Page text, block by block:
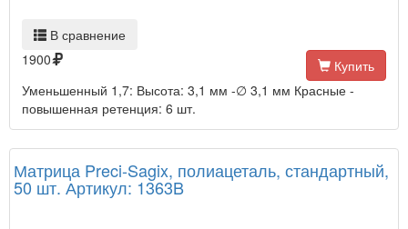
В сравнение
1900
Купить
Уменьшенный 1,7: Высота: 3,1 мм -∅ 3,1 мм Красные -
повышенная ретенция: 6 шт.
Матрица Preci-Sagix, полиацеталь, стандартный,
50 шт. Артикул: 1363B